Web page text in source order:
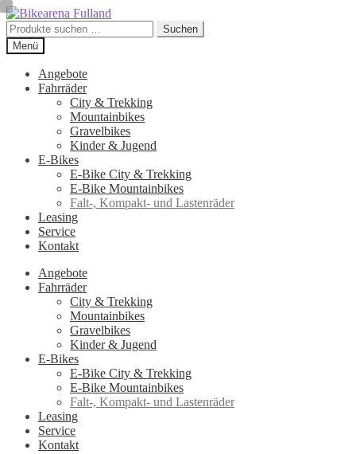
Zur
Navigation
springen
Zum
Inhalt
springen
Suchen
nach:
Suchen
Menü
Angebote
Fahrräder
City & Trekking
Mountainbikes
Gravelbikes
Kinder & Jugend
E-Bikes
E-Bike City & Trekking
E-Bike Mountainbikes
Falt-, Kompakt- und Lastenräder
Leasing
Service
Kontakt
Angebote
Fahrräder
City & Trekking
Mountainbikes
Gravelbikes
Kinder & Jugend
E-Bikes
E-Bike City & Trekking
E-Bike Mountainbikes
Falt-, Kompakt- und Lastenräder
Leasing
Service
Kontakt